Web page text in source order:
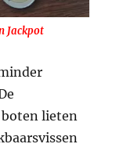
Jackpot
boten lieten